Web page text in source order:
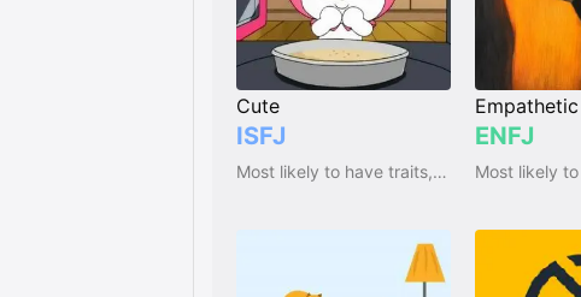
Cute
ISFJ
Most likely to have traits, qualities and emotions
Empathetic
ENFJ